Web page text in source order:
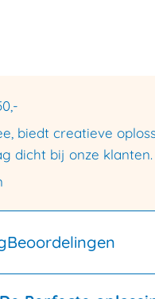
biedt creatieve
dicht bij onze klanten.
Beoordelingen